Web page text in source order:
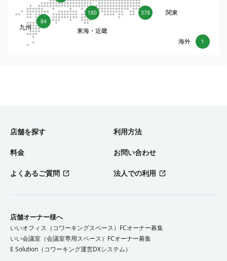
378 関東
180
東海・近畿
84
九州
1
海外
店舗を探す 利用方法
料金 お問い合わせ
よくあるご質問 法人での利用
店舗オーナー様へ
いいオフィス（コワーキングスペース）FCオーナー募集
いい会議室（会議室専用スペース）FCオーナー募集
E Solution（コワーキング運営DXシステム）